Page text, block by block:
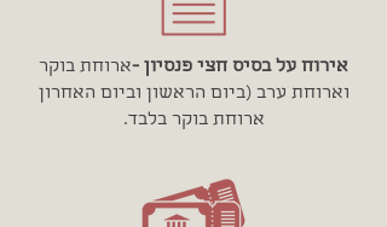
אירוח על בסיס חצי פנסיון -ארוחת בוקר
וארוחת ערב (ביום הראשון וביום האחרון
ארוחת בוקר בלבד.